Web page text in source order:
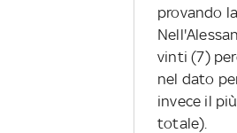
provando
vinti (7)
nel dato
invece il
totale).